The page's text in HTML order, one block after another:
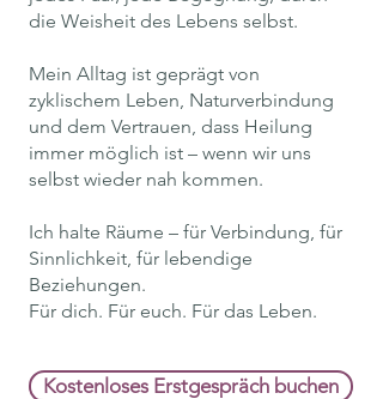
die Weisheit des Lebens selbst.
Mein Alltag ist geprägt von
zyklischem Leben, Naturverbindung
und dem Vertrauen, dass Heilung
immer möglich ist – wenn wir uns
selbst wieder nah kommen.
Ich halte Räume – für Verbindung, für
Sinnlichkeit, für lebendige
Beziehungen.
Für dich. Für euch. Für das Leben.
Kostenloses Erstgespräch buchen